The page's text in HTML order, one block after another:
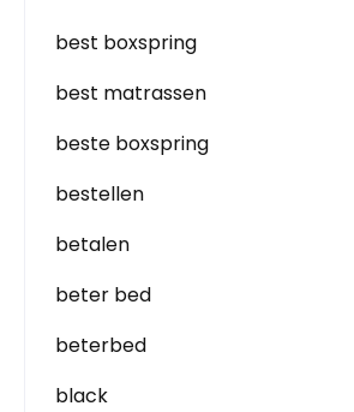
best boxspring
best matrassen
beste boxspring
bestellen
betalen
beter bed
beterbed
black